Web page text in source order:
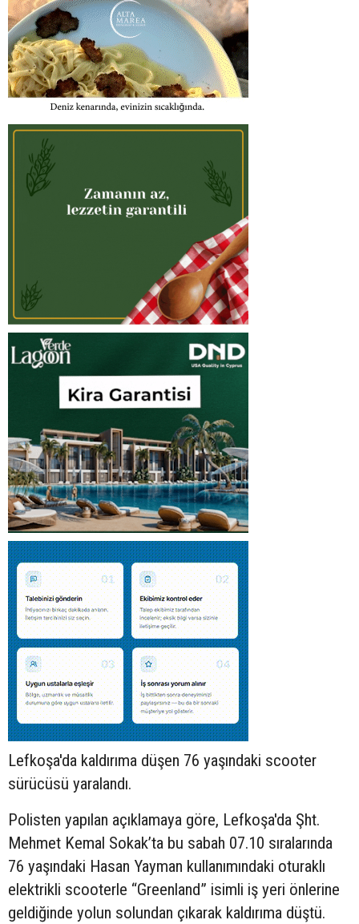
Lefkoşa'da kaldırıma düşen 76 yaşındaki scooter
sürücüsü yaralandı.
Polisten yapılan açıklamaya göre, Lefkoşa'da Şht.
Mehmet Kemal Sokak’ta bu sabah 07.10 sıralarında
76 yaşındaki Hasan Yayman kullanımındaki oturaklı
elektrikli scooterle “Greenland” isimli iş yeri önlerine
geldiğinde yolun solundan çıkarak kaldırıma düştü.